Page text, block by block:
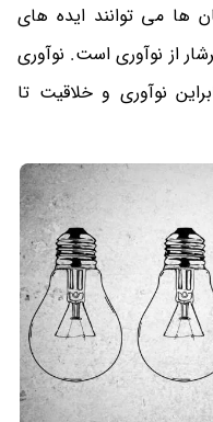
ها می توانند ایده های
از نوآوری است. نوآوری
نوآوری و خلاقیت تا